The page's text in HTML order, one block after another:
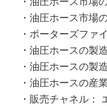
・油圧ホース市場
・ポーターズファ
・油圧ホースの製
・油圧ホースの製
・油圧ホースの産
・販売チャネル：